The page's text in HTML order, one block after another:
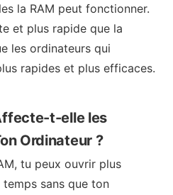
la RAM peut fonctionner.
et plus rapide que la
les ordinateurs qui
rapides et plus efficaces.
t-elle les
Ordinateur ?
tu peux ouvrir plus
sans que ton